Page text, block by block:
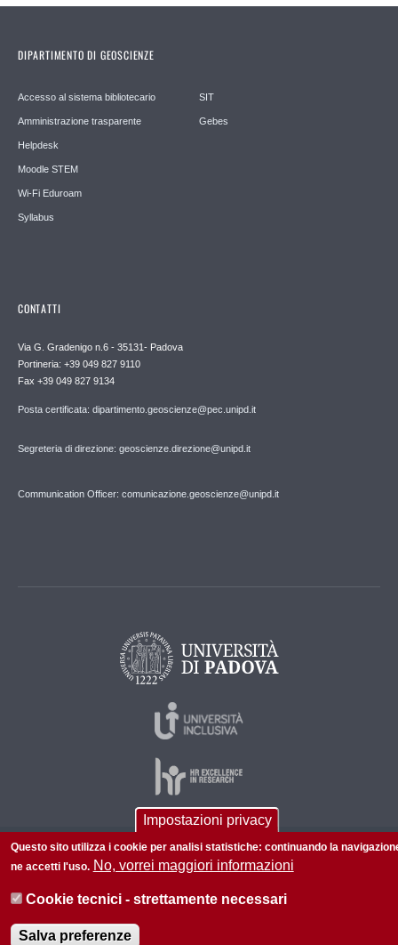
DIPARTIMENTO DI GEOSCIENZE
Accesso al sistema bibliotecario
Amministrazione trasparente
Helpdesk
Moodle STEM
Wi-Fi Eduroam
Syllabus
SIT
Gebes
CONTATTI
Via G. Gradenigo n.6 - 35131- Padova
Portineria: +39 049 827 9110
Fax +39 049 827 9134
Posta certificata: dipartimento.geoscienze@pec.unipd.it
Segreteria di direzione: geoscienze.direzione@unipd.it
Communication Officer: comunicazione.geoscienze@unipd.it
© 2026 Università di Padova - Tutti i diritti riservati
P.I. 00742430283 C.F. 80006480281
Informazioni su questo sito Privacy policy
Impostazioni privacy
Questo sito utilizza i cookie per analisi statistiche: continuando la
ne accetti l'uso. No, vorrei maggiori informazioni
Cookie tecnici - strettamente necessari
Salva preferenze